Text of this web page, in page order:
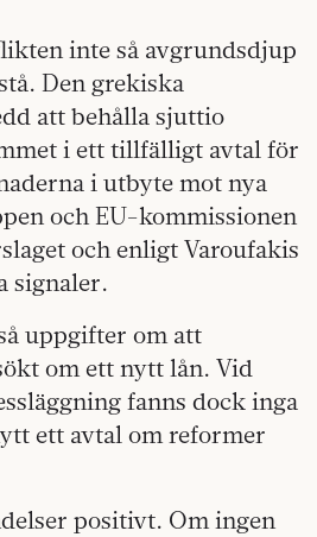
inte så avgrundsdjup
Den grekiska
att behålla sjuttio
i ett tillfälligt avtal för
i utbyte mot nya
och EU-kommissionen
och enligt Varoufakis
signaler.
uppgifter om att
om ett nytt lån. Vid
fanns dock inga
ett avtal om reformer
positivt. Om ingen